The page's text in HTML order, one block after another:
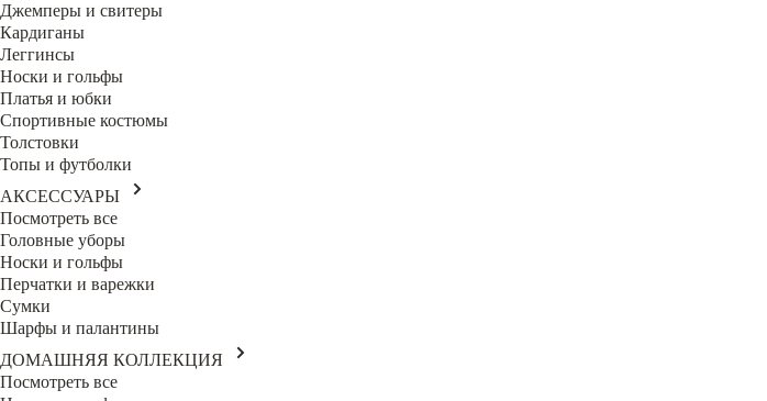
Джемперы и свитеры
Кардиганы
Леггинсы
Носки и гольфы
Платья и юбки
Спортивные костюмы
Толстовки
Топы и футболки
АКСЕССУАРЫ
Посмотреть все
Головные уборы
Носки и гольфы
Перчатки и варежки
Сумки
Шарфы и палантины
ДОМАШНЯЯ КОЛЛЕКЦИЯ
Посмотреть все